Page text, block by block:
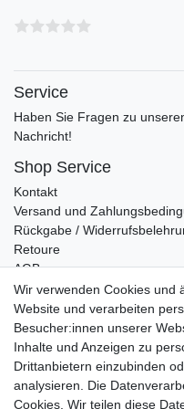
Service
Haben Sie Fragen zu
Nachricht!
Shop Service
Kontakt
Versand und
Rückgabe /
Retoure
AGB
Vertrag widerrufen
Informationen
Datenschutz
Impressum
Wir verwenden Cookies und
Website und verarbeiten
Besucher:innen unserer
Inhalte und Anzeigen zu
Drittanbietern einzubinden
analysieren. Die
Cookies. Wir teilen diese